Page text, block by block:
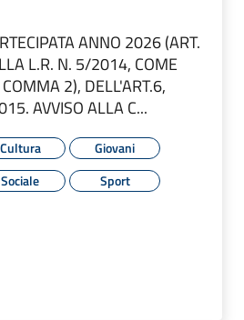
ANNO 2026 (ART.
L.R. N. 5/2014, COME
2), DELL'ART.6,
AVVISO ALLA C...
Cultura
Giovani
Sociale
Sport